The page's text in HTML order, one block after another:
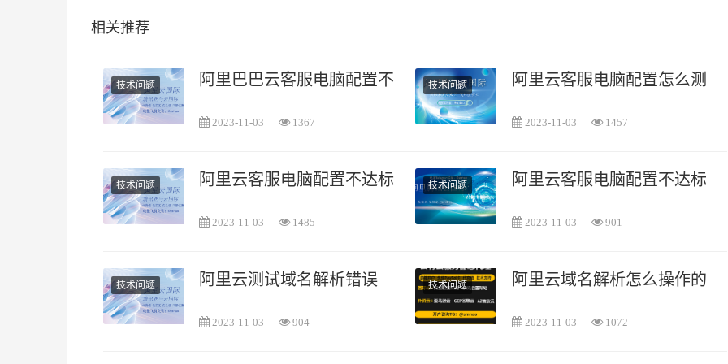
相关推荐
技术问题 阿里巴巴云客服电脑配置不达标
2023-11-03 1367
技术问题 阿里云客服电脑配置怎么测试
2023-11-03 1457
技术问题 阿里云客服电脑配置不达标怎么处理呢
2023-11-03 1485
技术问题 阿里云客服电脑配置不达标怎
2023-11-03 901
技术问题 阿里云测试域名解析错误
2023-11-03 904
技术问题 阿里云域名解析怎么操作的
2023-11-03 1072